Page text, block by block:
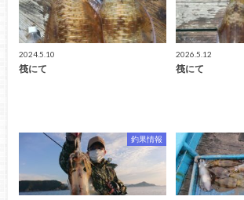
2024.5.10
筏にて
2026.5.12
筏にて
釣果情報